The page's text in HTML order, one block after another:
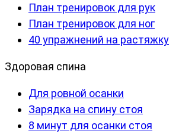
План тренировок для рук
План тренировок для ног
40 упражнений на растяжку
Здоровая спина
Для ровной осанки
Зарядка на спину стоя
8 минут для осанки стоя